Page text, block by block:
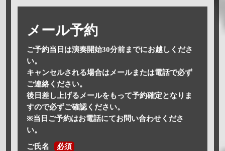
メール予約
ご予約当日は演奏開始30分前までにお越しくださ
い。
キャンセルされる場合はメールまたは電話で必ず
ご連絡ください。
後日差し上げるメールをもって予約確定となりま
すので必ずご確認ください。
※当日ご予約はお電話にてお問い合わせくださ
い。
ご氏名 必須